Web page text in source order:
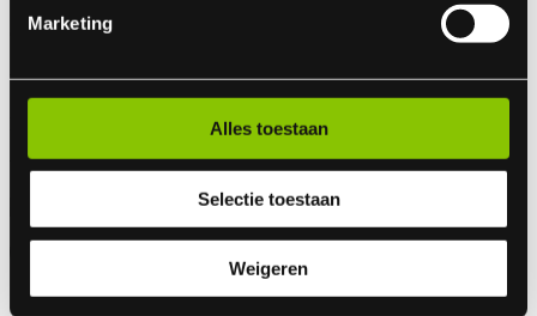
Marketing
Alles toestaan
Selectie toestaan
Weigeren
Openingstijden
Wij zijn geopend van maandag t/m zaterdag 8.00 t/m 17.00uur
Maandag 29 december ook geopend!
Wij hebben pauze tussen 12:30 en 13:00